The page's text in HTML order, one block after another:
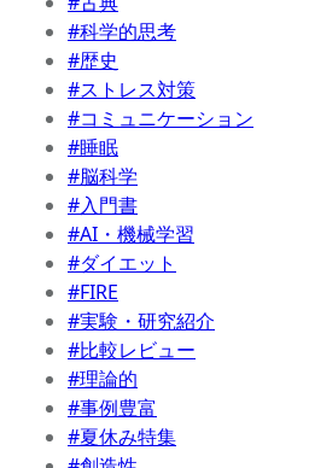
#科学的思考
#歴史
#ストレス対策
#コミュニケーション
#睡眠
#脳科学
#入門書
#AI・機械学習
#ダイエット
#FIRE
#実験・研究紹介
#比較レビュー
#理論的
#事例豊富
#夏休み特集